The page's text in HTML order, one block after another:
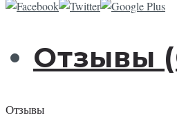
Отзывы
Отзывы